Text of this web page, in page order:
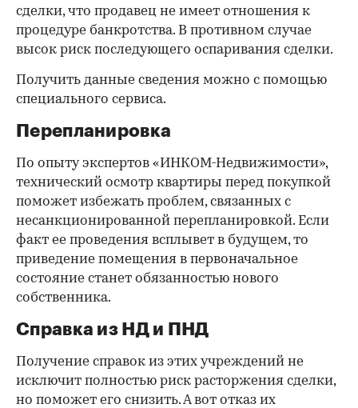
сделки, что продавец не имеет отношения к
процедуре банкротства. В противном случае
высок риск последующего оспаривания сделки.
Получить данные сведения можно с помощью
специального сервиса.
Перепланировка
По опыту экспертов «ИНКОМ-Недвижимости»,
технический осмотр квартиры перед покупкой
поможет избежать проблем, связанных с
несанкционированной перепланировкой. Если
факт ее проведения всплывет в будущем, то
приведение помещения в первоначальное
состояние станет обязанностью нового
собственника.
Справка из НД и ПНД
Получение справок из этих учреждений не
исключит полностью риск расторжения сделки,
но поможет его снизить. А вот отказ их